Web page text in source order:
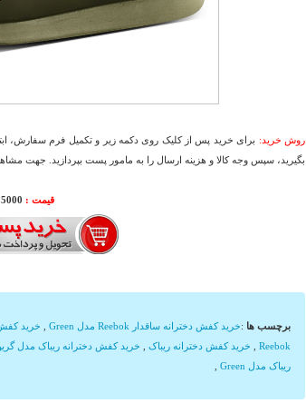
روش خرید: برای خرید پس از کلیک روی دکمه زیر و تکمیل فرم سفارش،
بگیرید، سپس وجه کالا و هزینه ارسال را به مامور پست بپردازید. جهت
قیمت : 000
برچسب ها :خرید کفش دخترانه ساقدار Reebok مدل Green خرید
Reebok
خرید کفش دخترانه ریباک خرید کفش دخترانه ریباک مدل
ریباک مدل Green